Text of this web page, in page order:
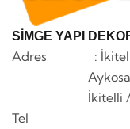
SİMGE YAPI
Adres : İkitelli
Aykosan
İkitelli /
Tel : (+90)